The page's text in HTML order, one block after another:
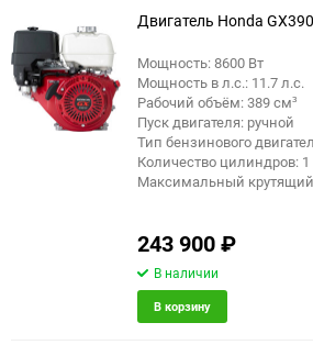
Двигатель Honda
Мощность: 8600 Вт
Мощность в л.с.: 11.7 л.с.
Рабочий объём: 389 см³
Пуск двигателя: ручной
Тип бензинового
Количество цилиндров: 1
Максимальный
243 900₽
В наличии
В корзину